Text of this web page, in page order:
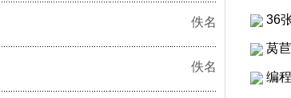
佚名
佚名
36
莴
编